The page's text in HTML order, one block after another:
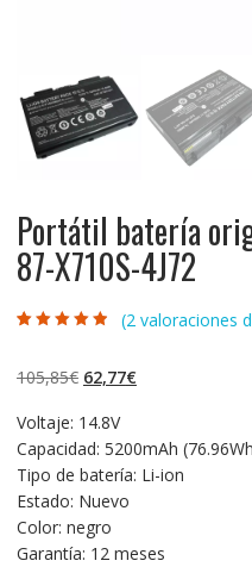
Portátil batería
87-X710S-4J72
valoraciones
(2valoraciones
105,85€ El
original
era:
105,85€.
62,77€El
es:
62,77€.
Voltaje: 14.8V
Capacidad: 5200mAh
Tipo de batería: Li-ion
Estado: Nuevo
Color: negro
Garantía: 12 meses